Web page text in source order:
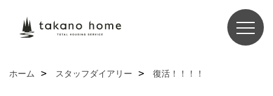
ホーム スタッフダイアリー 復活！！！！